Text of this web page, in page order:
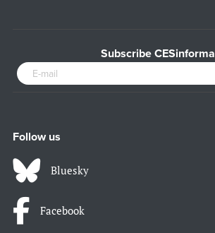
Subscribe CESinforma
Follow us
Bluesky
Facebook